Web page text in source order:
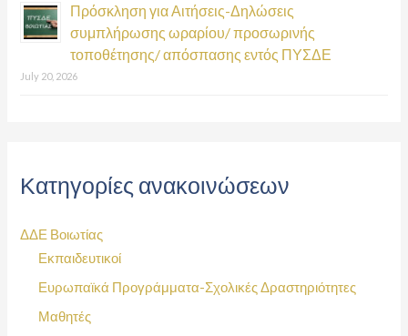
Πρόσκληση για Αιτήσεις-Δηλώσεις
συμπλήρωσης ωραρίου/ προσωρινής
τοποθέτησης/ απόσπασης εντός ΠΥΣΔΕ
July 20, 2026
Κατηγορίες ανακοινώσεων
ΔΔΕ Βοιωτίας
Εκπαιδευτικοί
Ευρωπαϊκά Προγράμματα-Σχολικές Δραστηριότητες
Μαθητές